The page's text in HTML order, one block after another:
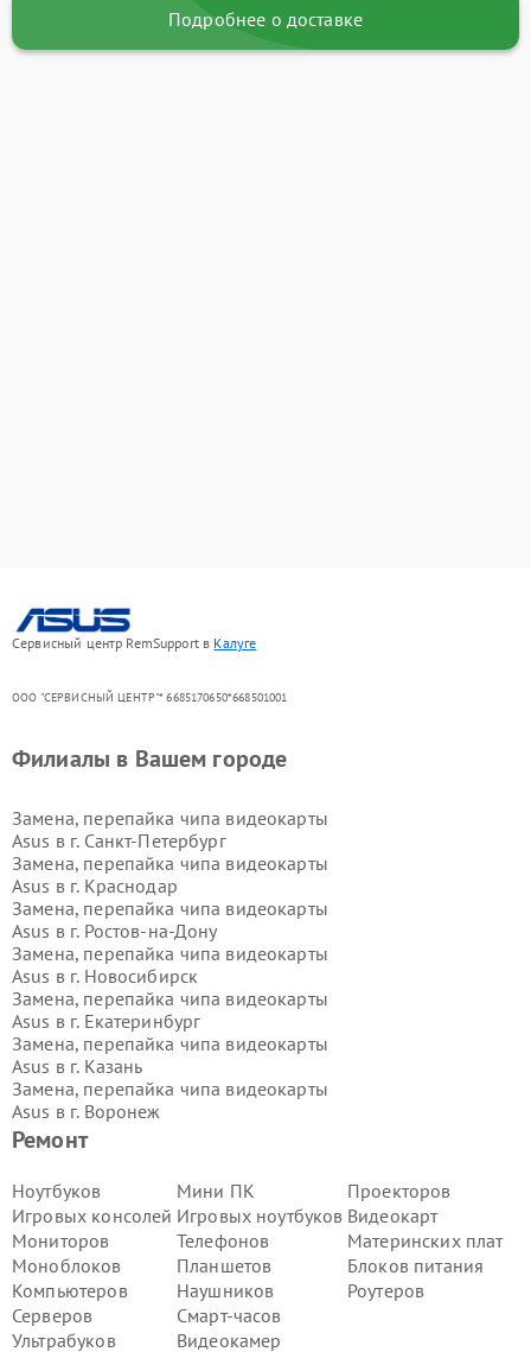
Подробнее о доставке
Сервисный центр RemSupport в Калуге
ООО "СЕРВИСНЫЙ ЦЕНТР"* 6685170650*668501001
Ремонт
Ноутбуков
Игровых консолей
Мониторов
Моноблоков
Компьютеров
Серверов
Ультрабуков
Мини ПК
Игровых ноутбуков
Телефонов
Планшетов
Наушников
Смарт-часов
Видеокамер
Проекторов
Видеокарт
Материнских плат
Блоков питания
Роутеров
Филиалы в Вашем городе
Замена, перепайка чипа видеокарты
Asus в г. Санкт-Петербург
Замена, перепайка чипа видеокарты
Asus в г. Краснодар
Замена, перепайка чипа видеокарты
Asus в г. Ростов-на-Дону
Замена, перепайка чипа видеокарты
Asus в г. Новосибирск
Замена, перепайка чипа видеокарты
Asus в г. Екатеринбург
Замена, перепайка чипа видеокарты
Asus в г. Казань
Замена, перепайка чипа видеокарты
Asus в г. Воронеж
Замена, перепайка чипа видеокарты
Замена, перепайка чипа видеокарты
Asus в г.Самара
Замена, перепайка чипа видеокарты
Asus в г.Пермь
Замена, перепайка чипа видеокарты
Asus в г.Красноярск
Замена, перепайка чипа видеокарты
Asus в г.Ижевск